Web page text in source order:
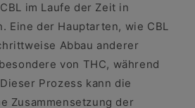
im Laufe der Zeit in
Eine der Hauptarten, wie CBL
Abbau anderer
von THC, während
Prozess kann die
Zusammensetzung der